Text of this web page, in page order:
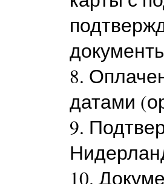
8.
датами
9.
10.